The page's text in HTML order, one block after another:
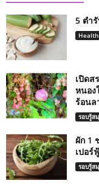
5 ตำรั
Health
เปิด
หนอง
ร้อนล
รอบรู้ส
ผัก 1
เปอร์
รอบรู้ส